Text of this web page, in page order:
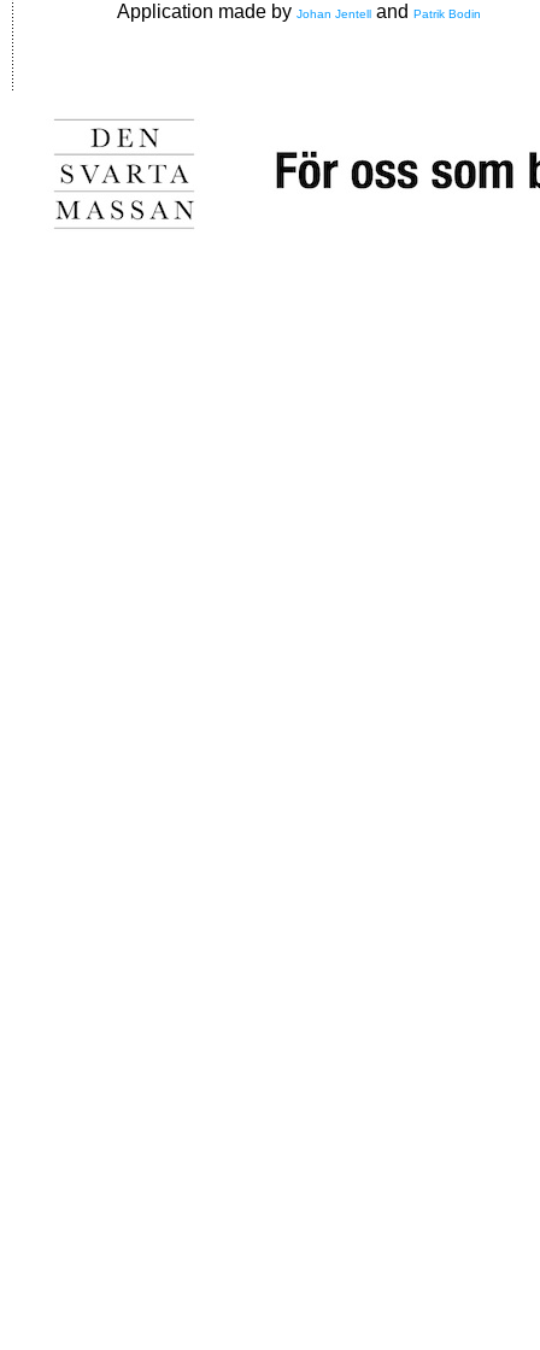
Application made by Johan Jentell and Patrik Bodin